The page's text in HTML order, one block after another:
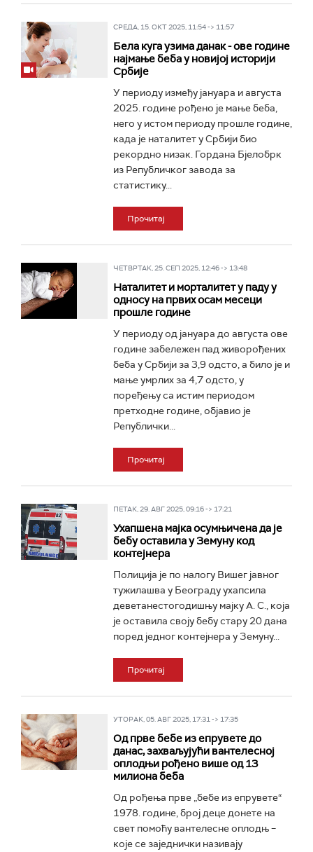
СРЕДА, 15. ОКТ 2025, 11:54 -> 11:57
Бела куга узима данак - ове године
најмање беба у новијој историји
Србије
У периоду између јануара и августа
2025. године рођено је мање беба,
него у истом периоду прошле године,
када је наталитет у Србији био
рекордно низак. Гордана Бјелобрк
из Републичког завода за
статистику...
Прочитај
ЧЕТВРТАК, 25. СЕП 2025, 12:46 -> 13:48
Наталитет и морталитет у паду у
односу на првих осам месеци
прошле године
У периоду од јануара до августа ове
године забележен пад живорођених
беба у Србији за 3,9 одсто, а било је и
мање умрлих за 4,7 одсто, у
поређењу са истим периодом
претходне године, објавио је
Републички...
Прочитај
ПЕТАК, 29. АВГ 2025, 09:16 -> 17:21
Ухапшена мајка осумњичена да је
бебу оставила у Земуну код
контејнера
Полиција је по налогу Вишег јавног
тужилашва у Београду ухапсила
деветанестогодишњу мајку А. С., која
је оставила своју бебу стару 20 дана
поред једног контејнера у Земуну...
Прочитај
УТОРАК, 05. АВГ 2025, 17:31 -> 17:35
Од прве бебе из епрувете до
данас, захваљујући вантелесној
оплодњи рођено више од 13
милиона беба
Од рођења прве „бебе из епрувете“
1978. године, број деце донете на
свет помоћу вантелесне оплодњ –
које се заједнички називају